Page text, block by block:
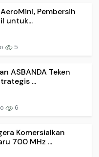
Pembersih
untuk...
5
ASBANDA Teken
...
6
Komersialkan
700 MHz ...